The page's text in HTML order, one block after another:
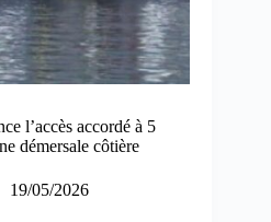
l’accès accordé à 5
démersale côtière
19/05/2026